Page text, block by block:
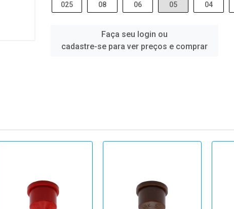
025 08 06 05 04
Faça seu login ou
cadastre-se para ver preços e comprar